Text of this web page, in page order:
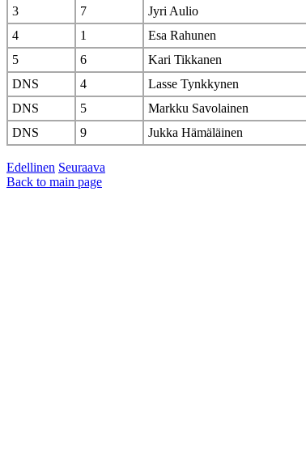
3
7 Jyri Aulio
4
1 Esa Rahunen
5
6 Kari Tikkanen
DNS
4 Lasse Tynkkynen
DNS
5 Markku Savolainen
DNS
9 Jukka Hämäläinen
Edellinen Seuraava
Back to main page